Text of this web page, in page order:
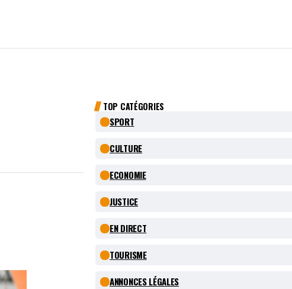
TOP CATÉGORIES
SPORT
CULTURE
ECONOMIE
JUSTICE
EN DIRECT
TOURISME
ANNONCES LÉGALES